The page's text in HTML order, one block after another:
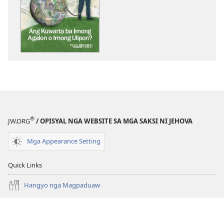
JW.ORG® / OPISYAL NGA WEBSITE SA MGA SAKSI NI JEHOVA
Mga Appearance Setting
Quick Links
Hangyo nga Magpaduaw